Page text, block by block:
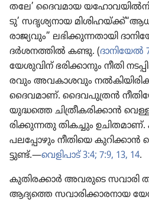
തലേ’ ദൈവ​മായ
ടു’ സദൃശ്യ​നായ മിശിഹയ്‌ക്ക്‌
രാജ്യ​വും” ലഭിക്കു​ന്ന​താ​യി
ദർശന​ത്തിൽ കണ്ടു. (ദാനി​യേൽ
യേശു​വിന്‌ ഭരിക്കാ​നും നീതി
ര​വും അവകാ​ശ​വും
ദൈവ​മാണ്‌. ദൈവ​പു​ത്രൻ
യുദ്ധത്തെ ചിത്രീ​ക​രി​ക്കാൻ
രി​ക്കു​ന്നതു തികച്ചും
പലപ്പോ​ഴും നീതിയെ കുറി​ക്കാൻ
ട്ടുണ്ട്‌.—വെളി​പാട്‌ 3:4; 7:9, 13, 14.
കുതി​ര​ക്കാർ അവരുടെ സവാരി
ആദ്യത്തെ സവാരി​ക്കാ​ര​നായ